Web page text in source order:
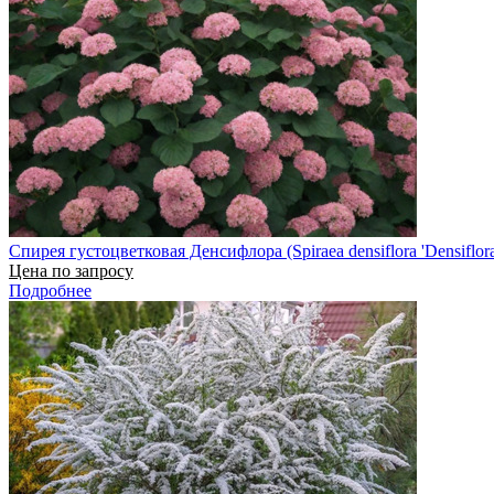
Спирея густоцветковая Денсифлора (Spiraea densiflora
Цена по запросу
Подробнее